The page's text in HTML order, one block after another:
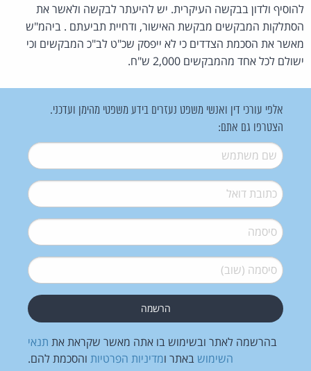
להוסיף ולדון בבקשה העיקרית. יש להיעתר לבקשה ולאשר את
הסתלקות המבקשים מבקשת האישור, ודחיית תביעתם . ביהמ"ש
מאשר את הסכמת הצדדים כי לא ייפסק שכ"ט לב"כ המבקשים וכי
ישולם לכל אחד מהמבקשים 2,000 ש"ח.
אלפי עורכי דין ואנשי משפט נעזרים בידע משפטי מהימן ועדכני.
הצטרפו גם אתם:
שם משתמש*
דואל*
סיסמה*
סיסמה (שוב)*
בהרשמה לאתר ובשימוש בו אתה מאשר שקראת את תנאי
השימוש באתר ומדיניות הפרטיות והסכמת להם.